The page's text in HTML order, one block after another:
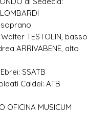
soprano
Walter TESTOLIN, basso
ARRIVABENE, alto
SSATB
Caldei: ATB
OFICINA MUSICUM